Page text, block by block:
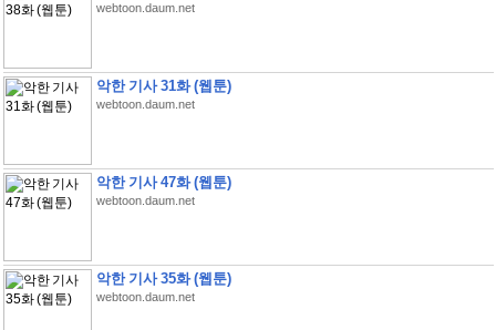
webtoon.daum.net
악한 기사 31화 (웹툰)
webtoon.daum.net
악한 기사 47화 (웹툰)
webtoon.daum.net
악한 기사 35화 (웹툰)
webtoon.daum.net